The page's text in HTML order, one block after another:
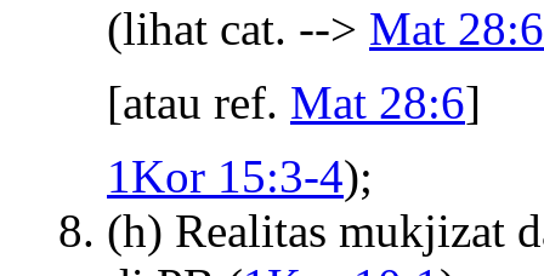
(lihat cat. --> Mat 28:6
[atau ref. Mat 28:6]
1Kor 15:3-4);
(h) Realitas mukjizat